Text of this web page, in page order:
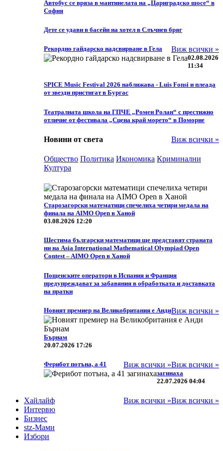
Автобус се вряза в мантинелата на „Цариградско шосе“ в
София
Дете се удави в басейн на хотел в Слъчнев бряг
Виж всички »
Рекордно гайдарско надсвирване в Гела
02.08.2026
11:34
SPICE Music Festival 2026 наближава - Luis Fonsi и плеада
от звезди пристигат в Бургас
Театралната школа на ГПЧЕ „Ромен Ролан“ с престижно
отличие от фестивала „Сцена край морето“ в Поморие
Виж всички »
Новини от света
Общество Политика Икономика Криминални
Култура
Старозагорски математици спечелиха четири медала на
финала на AIMO Open в Ханой
03.08.2026 12:20
Шестима български математици ще представят страната
ни на Asia International Mathematical Olympiad Open
Contest – AIMO Open в Ханой
Пощенските оператори в Испания и Франция
предупреждават за забавяния в обработката и доставката
на пратки
Виж всички »
Новият премиер на Великобритания е Анди
Бърнам
20.07.2026 17:26
Виж всички »
Виж всички »
Ферибот потъна, а 41
загинаха
22.07.2026 04:04
Виж всички »
Виж всички »
Хайлайф
Интервю
Бизнес
stz-Мами
Избори